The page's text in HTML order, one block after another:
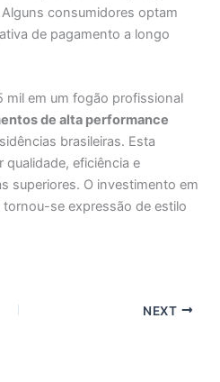
consumidores optam
de pagamento a longo
mil em um fogão profissional
de alta performance
brasileiras. Esta
eficiência e
superiores. O investimento em
se expressão de estilo
NEXT